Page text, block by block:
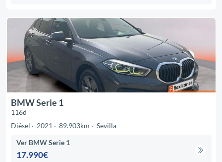
BMW Serie 1
116d
Diésel
2021 89.903km Sevilla
Ver BMW Serie 1
17.990€